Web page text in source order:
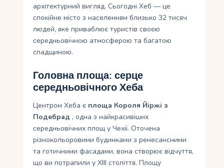
архітектурний вигляд. Сьогодні Хеб — це
спокійне місто з населенням близько 32 тисяч
людей, яке приваблює туристів своєю
середньовічною атмосферою та багатою
спадщиною.
Головна площа: серце
середньовічного Хеба
Центром Хеба є площа Короля Йіржі з
Подебрад , одна з найкрасивіших
середньовічних площ у Чехії. Оточена
різнокольоровими будинками з ренесансними
та готичними фасадами, вона створює відчуття,
що ви потрапили у XIII століття. Площу